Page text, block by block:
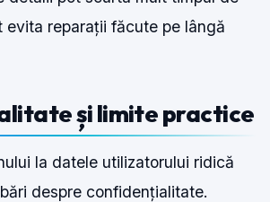
evita reparații făcute pe lângă
și limite practice
la datele utilizatorului ridică
despre confidențialitate.